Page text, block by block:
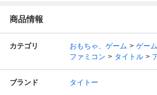
商品情報
カテゴリ おもちゃ、ゲーム ゲーム
ファミコン
タイトル
ブランド タイトー